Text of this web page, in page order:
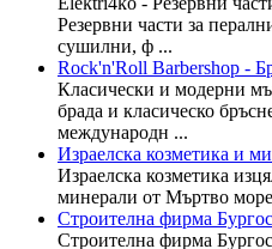
Резервни части за
сушилни, ф ...
Rock'n'Roll Barbershop -
Класически и модерни
брада и класическо
международн ...
Израелска козметика и
Израелска козметика
минерали от Мъртво
Строителна фирма
Строителна фирма